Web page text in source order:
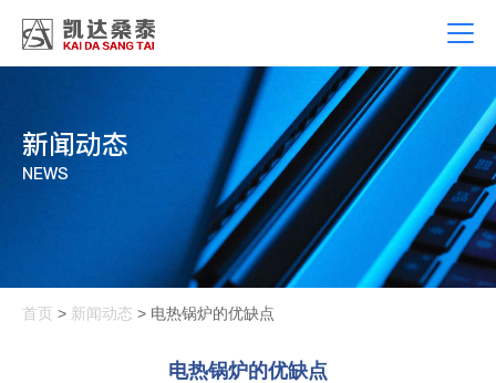
新闻动态
NEWS
首页 > 新闻动态 > 电热锅炉的优缺点
电热锅炉的优缺点